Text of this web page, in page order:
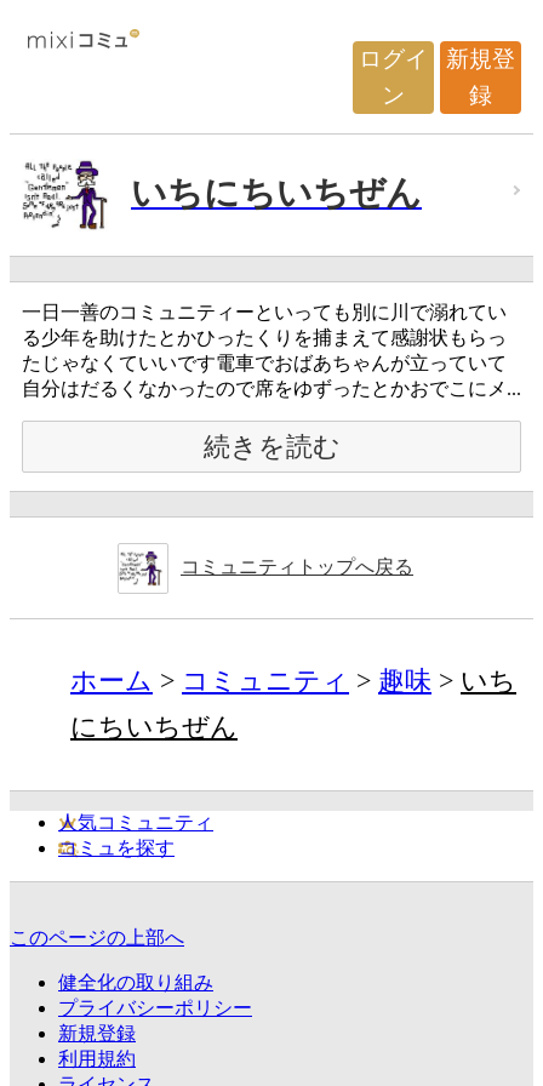
ログイ
ン
新規登
録
いちにちいちぜん
一日一善のコミュニティーといっても別に川で溺れてい
る少年を助けたとかひったくりを捕まえて感謝状もらっ
たじゃなくていいです電車でおばあちゃんが立っていて
自分はだるくなかったので席をゆずったとかおでこにメ...
続きを読む
コミュニティトップへ戻る
ホーム コミュニティ 趣味
いち
にちいちぜん
人気コミュニティ
コミュを探す
このページの上部へ
健全化の取り組み
プライバシーポリシー
新規登録
利用規約